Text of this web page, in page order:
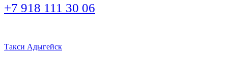
+7 918 111 30 06
Такси Адыгейск